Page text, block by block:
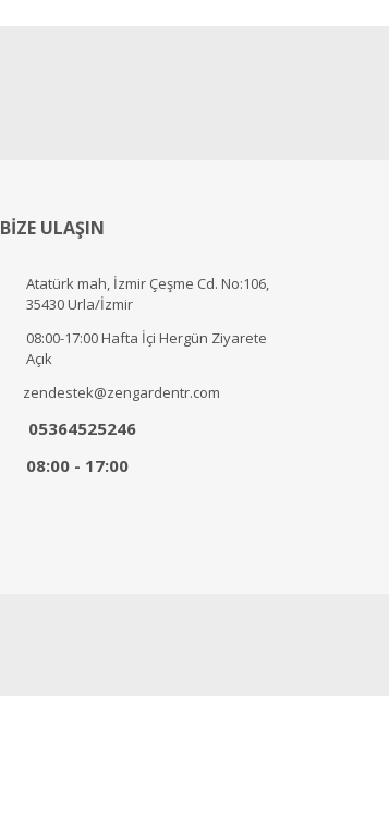
BİZE ULAŞIN
Atatürk mah, İzmir Çeşme Cd. No:106,
35430 Urla/İzmir
08:00-17:00 Hafta İçi Hergün Ziyarete
Açık
zendestek@zengardentr.com
05364525246
08:00 - 17:00